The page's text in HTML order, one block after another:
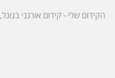
הקידום שלי - קידום אורגני בגוגל,